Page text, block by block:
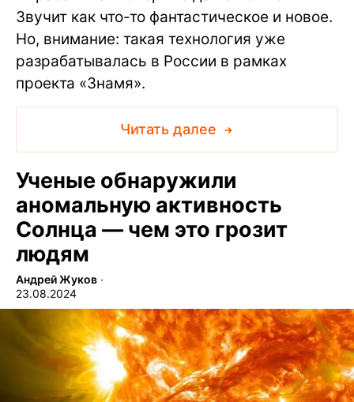
Звучит как что-то фантастическое и новое.
Но, внимание: такая технология уже
разрабатывалась в России в рамках
проекта «Знамя».
Читать далее
Ученые обнаружили
аномальную активность
Солнца — чем это грозит
людям
Андрей Жуков ∙
23.08.2024